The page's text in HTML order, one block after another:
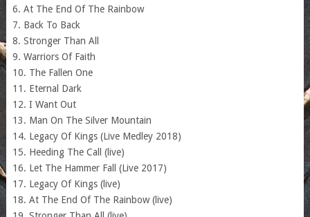
6. At The End Of The Rainbow
7. Back To Back
8. Stronger Than All
9. Warriors Of Faith
10. The Fallen One
11. Eternal Dark
12. I Want Out
13. Man On The Silver Mountain
14. Legacy Of Kings (Live Medley 2018)
15. Heeding The Call (live)
16. Let The Hammer Fall (Live 2017)
17. Legacy Of Kings (live)
18. At The End Of The Rainbow (live)